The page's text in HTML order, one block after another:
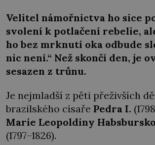
Velitel námořnictva ho sice
svolení k potlačení rebelie,
ho bez mrknutí oka odbude
nic není.“ Než skončí den, je
sesazen z trůnu.
Je nejmladší z pěti přeživších
brazilského císaře Pedra I.
Marie Leopoldiny
(1797–1826).